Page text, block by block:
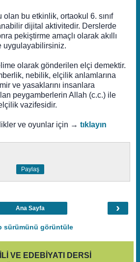
olan bu etkinlik, ortaokul 6. sınıf
dijital aktivitedir. Derslerde
pekiştirme amaçlı olarak akıllı
uygulayabilirsiniz.
olarak gönderilen elçi demektir.
nebilik, elçilik anlamlarına
ve yasaklarını insanlara
peygamberlerin Allah (c.c.) ile
vazifesidir.
ve oyunlar için → tıklayın
Paylaş
›
Ana Sayfa
sürümünü görüntüle
VE EDEBİYATI DERSİ